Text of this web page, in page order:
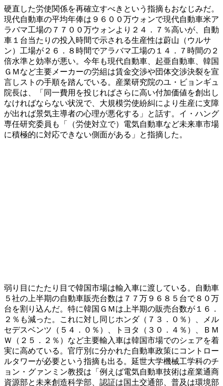
硬直した労使関係を再確立すべきという指摘もおなじみだ。
現代自動車の平均年俸は９６００万ウォンで現代自動車米ア
ラバマ工場の７７００万ウォンより２４．７％高いが、自動
車１台当たりの投入時間で示される生産性は蔚山（ウルサ
ン）工場が２６．８時間でアラバマ工場の１４．７時間の２
倍水準と効率が悪い。今年も現代自動車、起亜自動車、韓国
ＧＭなど主要メーカーの労組は賃金交渉や団体交渉決裂を宣
言しストの手順を踏んでいる。産業研究院のユ・ビョンギュ
院長は、「同一費用を投じればさらに高い付加価値を創出し
なければならない状況で、大規模労使紛糾により生産に支障
が出れば景気主導者の心理が悪化する」と話す。イ・ハング
専任研究委員も「（労使対立で）電気自動車など未来車市場
に積極的に対応できない側面がある」と指摘した。
弱り目にたたり目で韓国市場は輸入車に渡している。自動車
５社の上半期の自動車販売台数は７７万９６８５台で８０万
台を割り込んだ。特に韓国ＧＭは上半期の販売台数が１６．
２％も減った。これに対し同じホンダ（７３．０％）、メル
セデスベンツ（５４．０％）、トヨタ（３０．４％）、ＢＭ
Ｗ（２５．２％）など主要輸入車は韓国市場でのシェアを着
実に高めている。官庁別に分かれた自動車政策にコントロー
ルタワーが必要という指摘も出る。延世大学機械工学科のチ
ョン・グァンミン教授は「例えば電気自動車技術は産業通商
資源部と未来創造科学部、認証は国土交通部、普及は環境部